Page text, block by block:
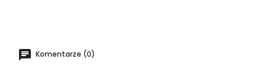
Komentarze (0)